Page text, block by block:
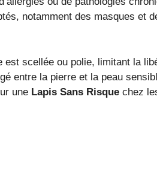
notamment des masques et
scellée ou polie, limitant la
entre la pierre et la peau
une Lapis Sans Risque chez